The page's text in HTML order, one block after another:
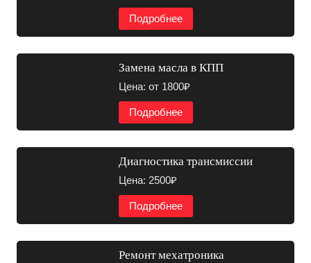
Подробнее
Замена масла в КПП
Цена: от 1800₽
Подробнее
Диагностика трансмиссии
Цена: 2500₽
Подробнее
Ремонт мехатроника